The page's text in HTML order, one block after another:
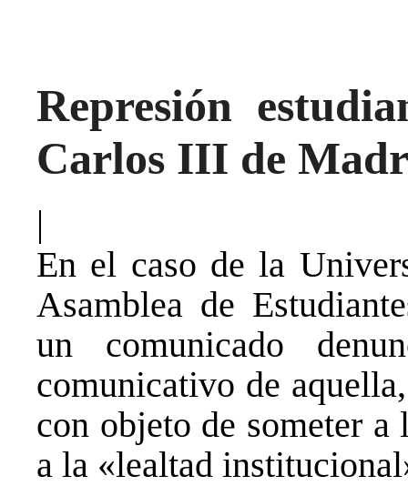
Represión
Carlos III de
|
En el caso de la
Asamblea de
un comunicado
comunicativo de
con objeto de someter a
a la «lealtad